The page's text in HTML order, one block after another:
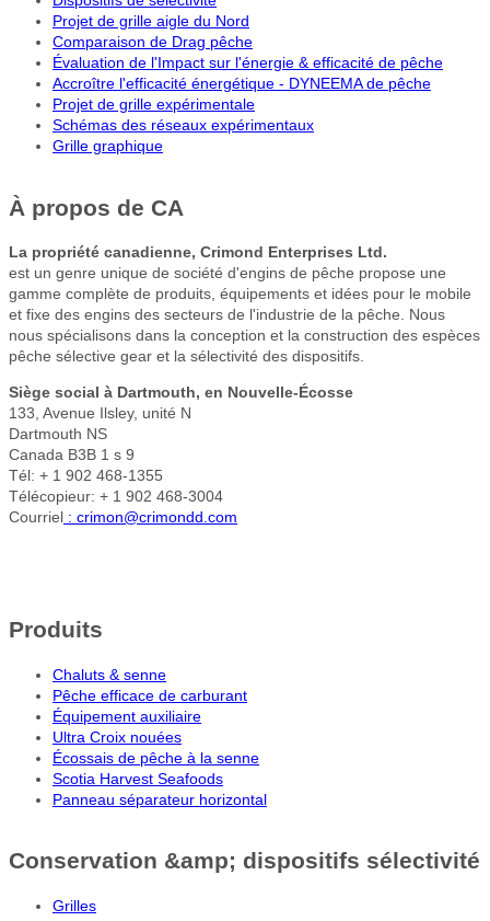
Projet de grille aigle du Nord
Comparaison de Drag pêche
Évaluation de l'Impact sur l'énergie & efficacité de pêche
Accroître l'efficacité énergétique - DYNEEMA de pêche
Projet de grille expérimentale
Schémas des réseaux expérimentaux
Grille graphique
À propos de CA
La propriété canadienne, Crimond Enterprises Ltd.
est un genre unique de société d'engins de pêche propose une
gamme complète de produits, équipements et idées pour le mobile
et fixe des engins des secteurs de l'industrie de la pêche. Nous
nous spécialisons dans la conception et la construction des espèces
pêche sélective gear et la sélectivité des dispositifs.
Siège social à Dartmouth, en Nouvelle-Écosse
133, Avenue Ilsley, unité N
Dartmouth NS
Canada B3B 1 s 9
Tél: + 1 902 468-1355
Télécopieur: + 1 902 468-3004
Courriel : crimon@crimondd.com
Produits
Chaluts & senne
Pêche efficace de carburant
Équipement auxiliaire
Ultra Croix nouées
Écossais de pêche à la senne
Scotia Harvest Seafoods
Panneau séparateur horizontal
Conservation &amp; dispositifs sélectivité
Grilles